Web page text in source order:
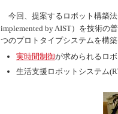
今回、提案するロボット構築
implemented by AIST）を技術の
つのプロトタイプシステムを構
実時間制御が求められるロ
生活支援ロボットシステム